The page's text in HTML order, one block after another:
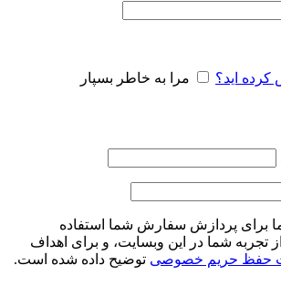
اید؟ مرا به خاطر بسپار
برای پردازش سفارش شما استفاده
تجربه شما در این وبسایت، و برای اهداف
حفظ حریم خصوصی توضیح داده شده است.